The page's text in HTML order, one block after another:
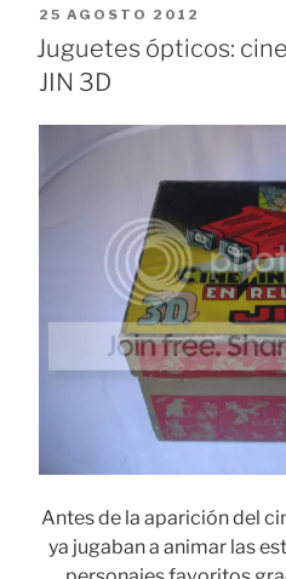
PUBLICADO
EL
25 AGOSTO 2012
Juguetes ópticos:
JIN 3D
Antes de la aparición del
ya jugaban a animar las